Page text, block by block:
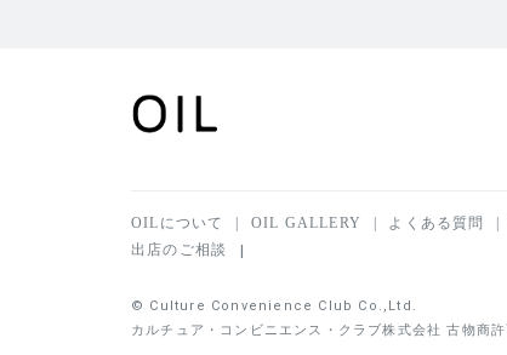
OILについて OIL GALLERY よくある質問
出店のご相談
© Culture Convenience Club Co.,Ltd.
カルチュア・コンビニエンス・クラブ株式会社 古物